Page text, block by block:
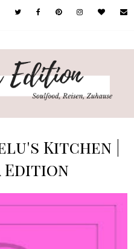
Kitchen |
Edition